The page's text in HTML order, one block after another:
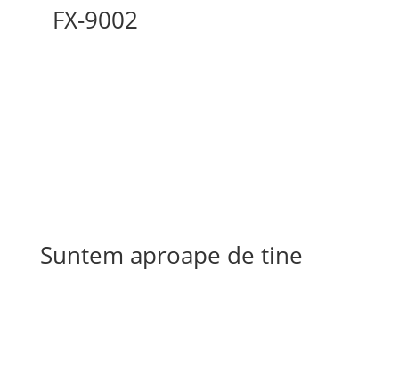
FX-9002
Suntem aproape de tine